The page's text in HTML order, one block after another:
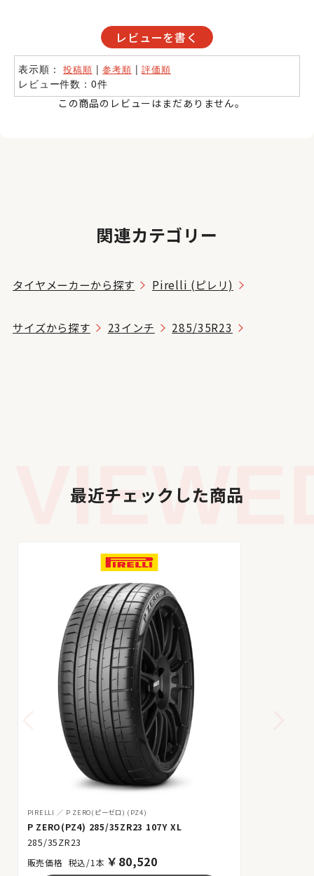
レビューを書く
表示順：投稿順 |参考順 |評価順
レビュー件数：0件
この商品のレビューはまだありません。
関連カテゴリー
タイヤメーカーから探す Pirelli (ピレリ)
サイズから探す 23インチ 285/35R23
最近チェックした商品
PIRELLI P ZERO(ピーゼロ) (PZ4)
P ZERO(PZ4) 285/35ZR23 107Y XL
285/35ZR23
税込/1本 ￥ 80,520